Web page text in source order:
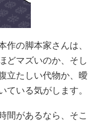
作の脚本家さんは、
どマズいのか、そし
立たしい代物か、曖
ている気がします。
間があるなら、そこ